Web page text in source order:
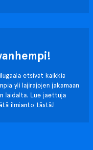
etsivät kaikkia
yli lajirajojen jakamaan
laidalta. Lue jaettuja
ilmianto tästä!